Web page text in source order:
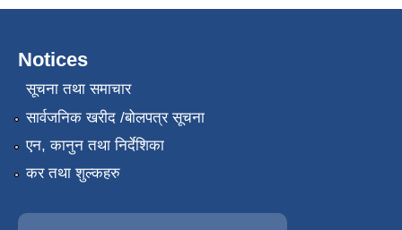
Notices
सूचना तथा समाचार
सार्वजनिक खरीद /बोलपत्र सूचना
एन, कानुन तथा निर्देशिका
कर तथा शुल्कहरु